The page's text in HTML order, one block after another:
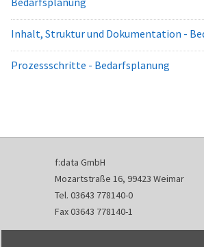
Inhalt, Struktur und Dokumentation -
Prozessschritte - Bedarfsplanung
f:data GmbH
Mozartstraße 16, 99423 Weimar
Tel. 03643 778140-0
Fax 03643 778140-1
info@fdata.de